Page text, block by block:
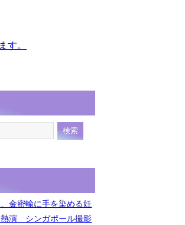
。
金密輸に手を染める妊
熱演 シンガポール撮影